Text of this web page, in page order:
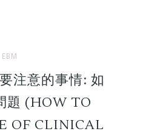
EBM
注意的事情: 如
題 (HOW TO
OF CLINICAL